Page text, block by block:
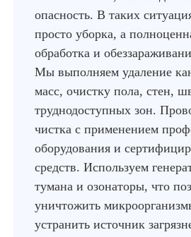
опасность. В таких
просто уборка, а
обработка и
Мы выполняем удаление
масс, очистку пола, стен,
труднодоступных зон.
чистка с применением
оборудования и
средств. Используем
тумана и озонаторы, что
уничтожить
устранить источник